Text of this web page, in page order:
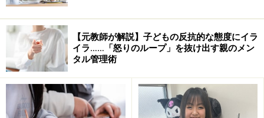
んNG。ママとの関わりの中で、約束を守ってもらえる心
地よさをたっぷり味わえると良いでしょう。
2．「約束」をポジティブなイメージでインプットす
る！
約束が守れないことを悩んでいる時は、約束を守ってい
【元教師が解説】子どもの反抗的な態度にイラ
イラ……「怒りのループ」を抜け出す親のメン
タル管理術